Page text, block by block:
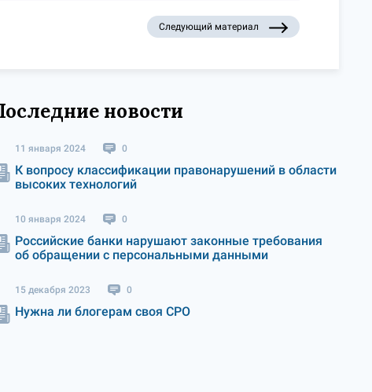
Следующий материал
новости
11 января 2024 0
К вопросу классификации правонарушений в области
высоких технологий
10 января 2024 0
Российские банки нарушают законные требования
об обращении с персональными данными
15 декабря 2023 0
Нужна ли блогерам своя СРО